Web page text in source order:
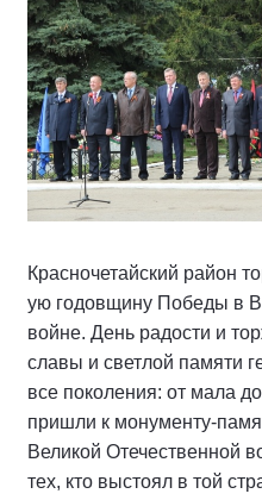
Красночетайский район
ую годовщину Победы в
войне. День радости и
славы и светлой памяти
все поколения: от мала
пришли к монументу-
Великой Отечественной
тех, кто выстоял в той